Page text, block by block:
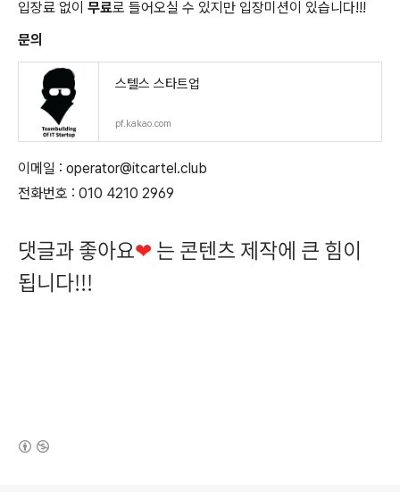
입장료 없이 무료로 들어오실 수 있지만 입장미션이 있습니다!!!
문의
스텔스 스타트업
pf.kakao.com
이메일 : operator@itcartel.club
전화번호 : 010 4210 2969
댓글과 좋아요❤ 는 콘텐츠 제작에 큰 힘이
됩니다!!!